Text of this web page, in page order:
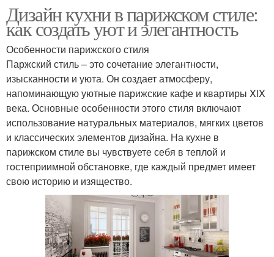
Дизайн кухни в парижском стиле:
как создать уют и элегантность
Особенности парижского стиля
Паржский стиль – это сочетание элегантности,
изысканности и уюта. Он создает атмосферу,
напоминающую уютные парижские кафе и квартиры XIX
века. Основные особенности этого стиля включают
использование натуральных материалов, мягких цветов
и классических элементов дизайна. На кухне в
парижском стиле вы чувствуете себя в теплой и
гостеприимной обстановке, где каждый предмет имеет
свою историю и изящество.